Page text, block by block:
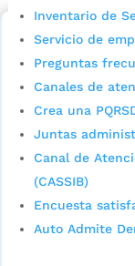
Inventario de
Servicio de
Preguntas
Canales de
Crea una
Juntas
Canal de
(CASSIB)
Encuesta
Auto Admite
Bucaramanga.
Alcaldía
Sede principal